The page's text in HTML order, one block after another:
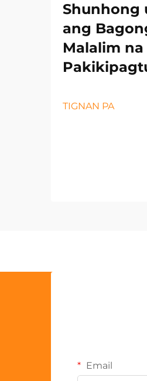
Shunhong
ang
Malalim na
TIGNAN PA
Email